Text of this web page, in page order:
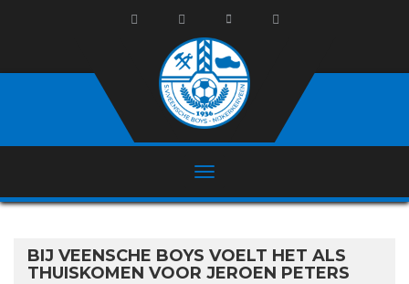
BIJ VEENSCHE BOYS VOELT HET ALS
THUISKOMEN VOOR JEROEN PETERS